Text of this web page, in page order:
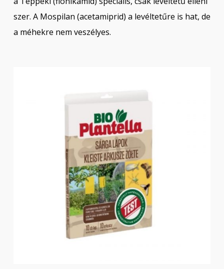
szer. A Mospilan (acetamiprid) a levéltetűre is hat, de
a méhekre nem veszélyes.